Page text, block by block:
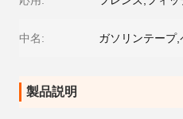
中名: ガソリンテープ
製品説明